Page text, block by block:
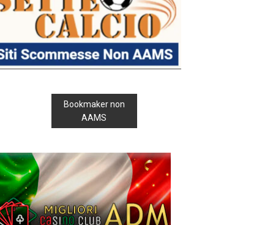
Bookmaker non
AAMS